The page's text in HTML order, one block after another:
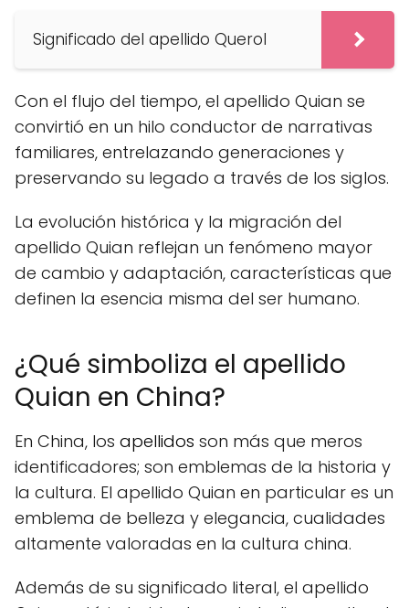
Significado del apellido Querol
Con el flujo del tiempo, el apellido Quian se
convirtió en un hilo conductor de narrativas
familiares, entrelazando generaciones y
preservando su legado a través de los siglos.
La evolución histórica y la migración del
apellido Quian reflejan un fenómeno mayor
de cambio y adaptación, características que
definen la esencia misma del ser humano.
¿Qué simboliza el apellido
Quian en China?
En China, los apellidos son más que meros
identificadores; son emblemas de la historia y
la cultura. El apellido Quian en particular es un
emblema de belleza y elegancia, cualidades
altamente valoradas en la cultura china.
Además de su significado literal, el apellido